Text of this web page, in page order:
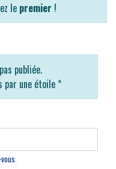
le premier !
publiée.
par une étoile *
.